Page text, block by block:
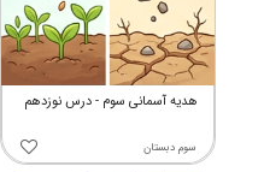
هدیه آسمانی سوم - درس نوزدهم
سوم دبستان